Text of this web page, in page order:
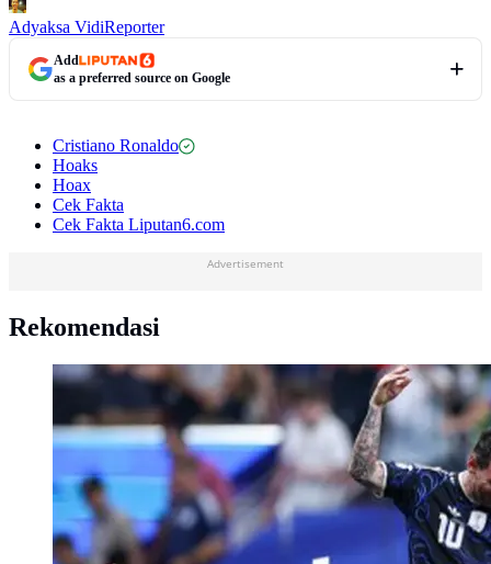
Adyaksa VidiReporter
Add
as a preferred source on Google
Cristiano Ronaldo
Hoaks
Hoax
Cek Fakta
Cek Fakta Liputan6.com
Advertisement
Rekomendasi